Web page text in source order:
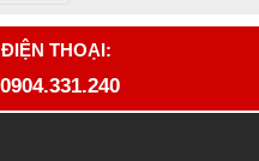
THOẠI:
0904.331.240